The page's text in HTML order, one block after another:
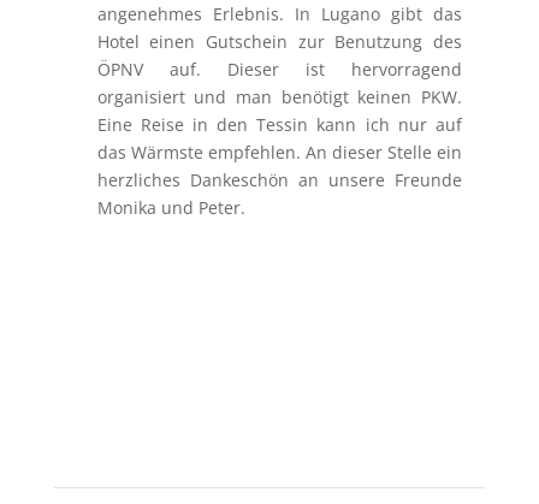
angenehmes Erlebnis. In Lugano gibt das
Hotel einen Gutschein zur Benutzung des
ÖPNV auf. Dieser ist hervorragend
organisiert und man benötigt keinen PKW.
Eine Reise in den Tessin kann ich nur auf
das Wärmste empfehlen. An dieser Stelle ein
herzliches Dankeschön an unsere Freunde
Monika und Peter.